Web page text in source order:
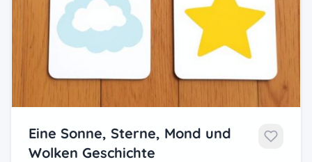
Eine Sonne, Sterne, Mond und
Wolken Geschichte